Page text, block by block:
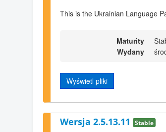
This is the Ukrainian Language
Maturity
Wydany
Wyświetl pliki
Wersja 2.5.13.11 Stable